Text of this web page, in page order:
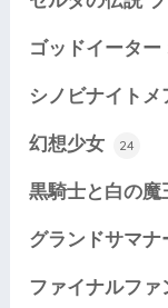
ゴッドイータ
シノビナイトメ
幻想少女 24
黒騎士と白の魔
グランドサマナ
ファイナルファ